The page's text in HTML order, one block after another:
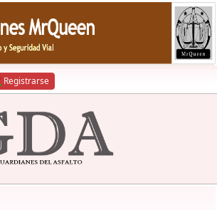
Registrarse